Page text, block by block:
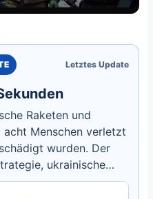
Letztes Update
Raketen und
Menschen verletzt
wurden. Der
ukrainische
zu treffen.